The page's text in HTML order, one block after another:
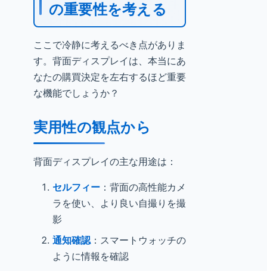
の重要性を考える
ここで冷静に考えるべき点がありま
す。背面ディスプレイは、本当にあ
なたの購買決定を左右するほど重要
な機能でしょうか？
実用性の観点から
背面ディスプレイの主な用途は：
セルフィー ：背面の高性能カメ
ラを使い、より良い自撮りを撮
影
通知確認：スマートウォッチの
ように情報を確認